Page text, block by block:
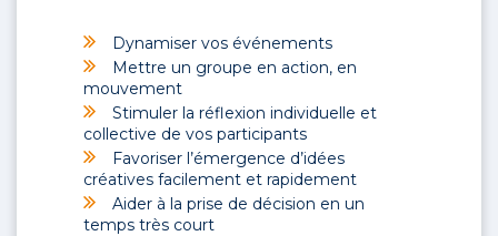
Dynamiser vos événements
Mettre un groupe en action, en
mouvement
Stimuler la réflexion individuelle et
collective de vos participants
Favoriser l’émergence d’idées
créatives facilement et rapidement
Aider à la prise de décision en un
temps très court